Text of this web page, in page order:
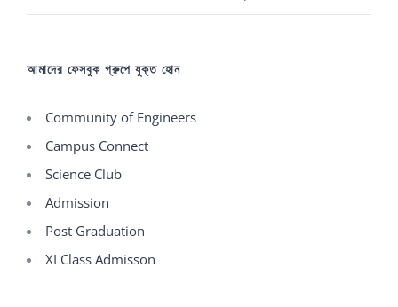
আমাদের ফেসবুক গ্রুপে যুক্ত হোন
Community of Engineers
Campus Connect
Science Club
Admission
Post Graduation
XI Class Admisson